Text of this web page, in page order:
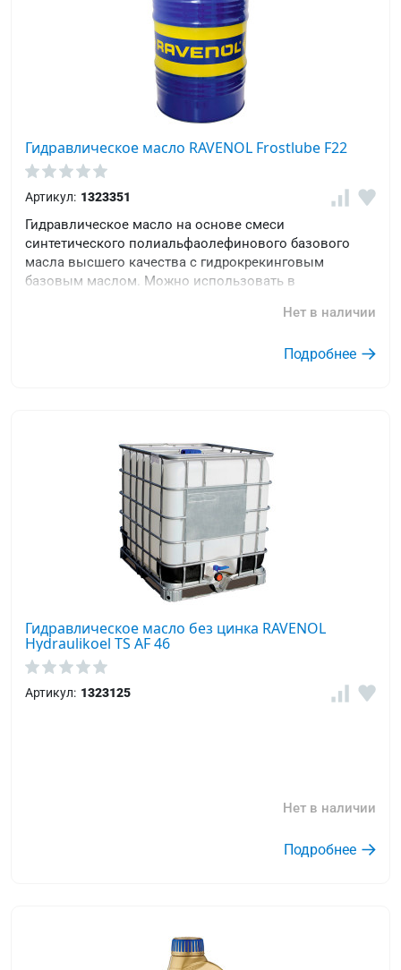
Гидравлическое масло RAVENOL Frostlube F22
Артикул: 1323351
Гидравлическое масло на основе смеси
синтетического полиальфаолефинового базового
масла высшего качества с гидрокрекинговым
базовым маслом. Можно использовать в
Нет в наличии
Подробнее
Гидравлическое масло без цинка RAVENOL
Hydraulikoel TS AF 46
Артикул: 1323125
Нет в наличии
Подробнее